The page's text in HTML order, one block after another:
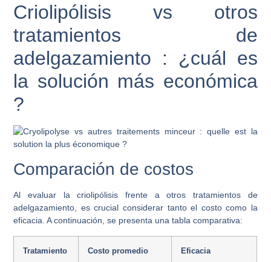
Criolipólisis vs otros
tratamientos de
adelgazamiento : ¿cuál es
la solución más económica
?
Comparación de costos
Al evaluar la criolipólisis frente a otros tratamientos de
adelgazamiento, es crucial considerar tanto el costo como la
eficacia. A continuación, se presenta una tabla comparativa:
Tratamiento Costo promedio Eficacia